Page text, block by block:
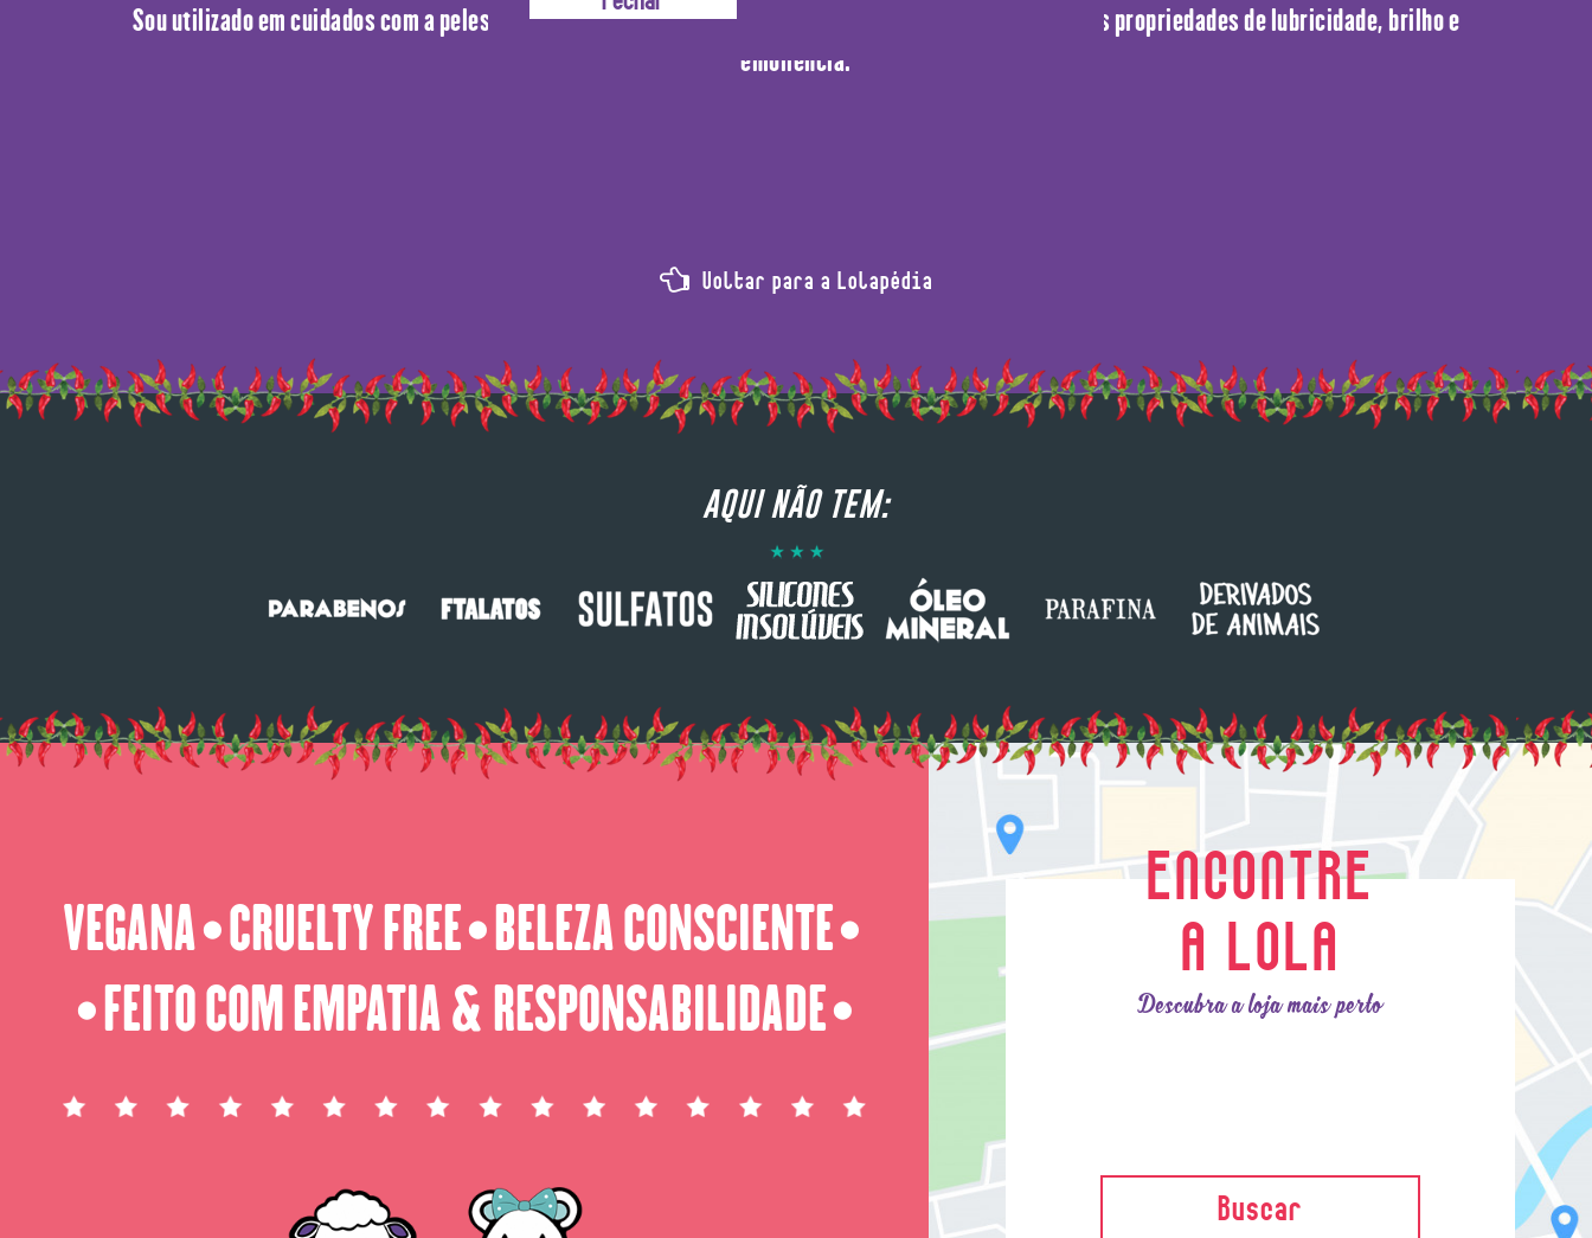
Sou utilizado em cuidados com a peles. Ofereço muito boa suavidade e deslizamento, forneço muito boas propriedades de lubricidade, brilho e
emoliência.
Voltar para a Lolapédia
AQUI NÃO TEM:
VEGANA ⬤ CRUELTY FREE ⬤ BELEZA CONSCIENTE ⬤
⬤ FEITO COM EMPATIA & RESPONSABILIDADE ⬤
ENCONTRE
A LOLA
Descubra a loja mais perto
Buscar